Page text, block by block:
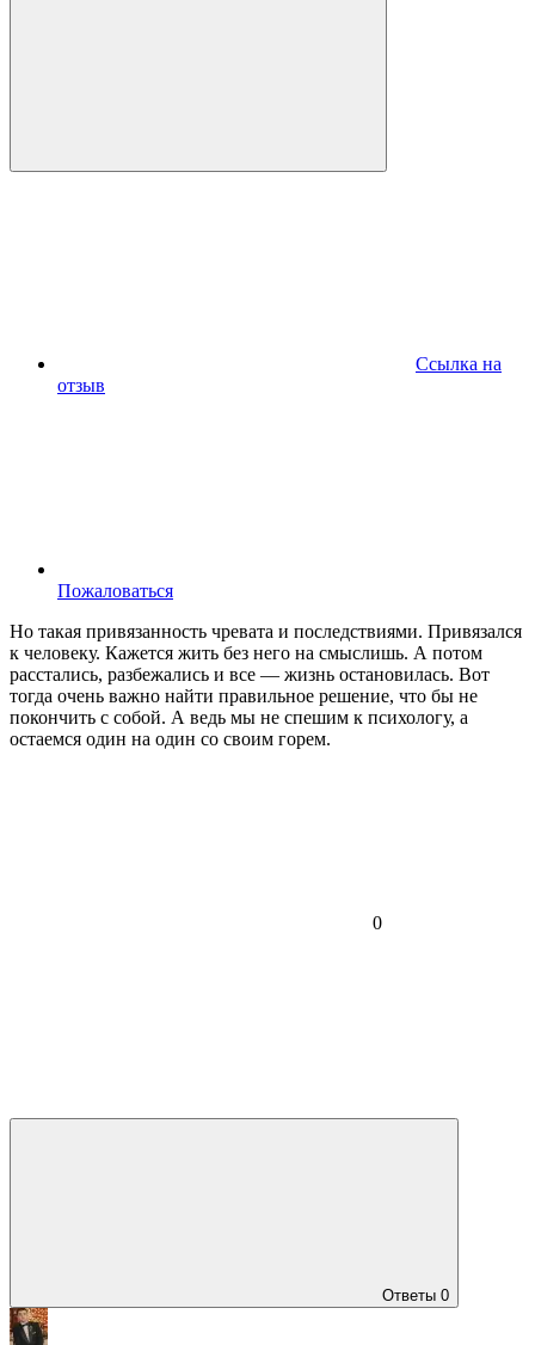
Ссылка на
отзыв
Пожаловаться
Но такая привязанность чревата и последствиями. Привязался
к человеку. Кажется жить без него на смыслишь. А потом
расстались, разбежались и все — жизнь остановилась. Вот
тогда очень важно найти правильное решение, что бы не
покончить с собой. А ведь мы не спешим к психологу, а
остаемся один на один со своим горем.
0
Ответы 0